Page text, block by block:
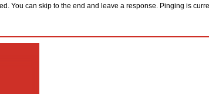
You can skip to the end and leave a response. Pinging is